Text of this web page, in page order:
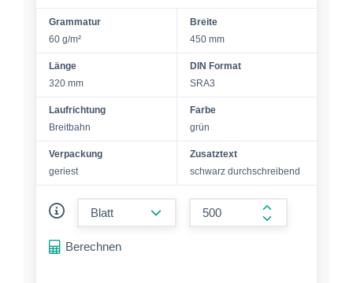
Grammatur
60 g/m²
Breite
450 mm
Länge
320 mm
DIN Format
SRA3
Laufrichtung
Breitbahn
Farbe
grün
Verpackung
geriest
Zusatztext
schwarz durchschreibend
form.increase-
Berechnen